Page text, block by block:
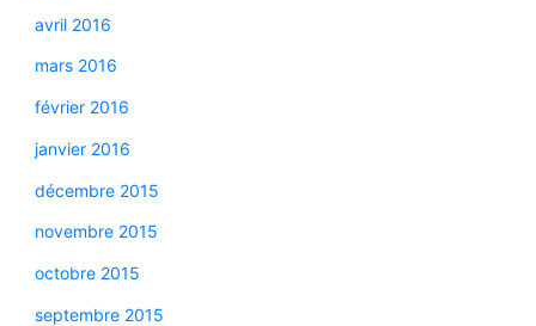
avril 2016
mars 2016
février 2016
janvier 2016
décembre 2015
novembre 2015
octobre 2015
septembre 2015